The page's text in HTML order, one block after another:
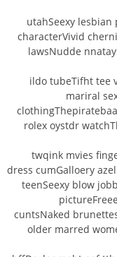
utahSeexy
characterVivid
lawsNudde
ildo tubeTifht tee
mariral
rolex oystdr
twqink mvies
dress cumGalloery
teenSeexy blow
cuntsNaked
older marred